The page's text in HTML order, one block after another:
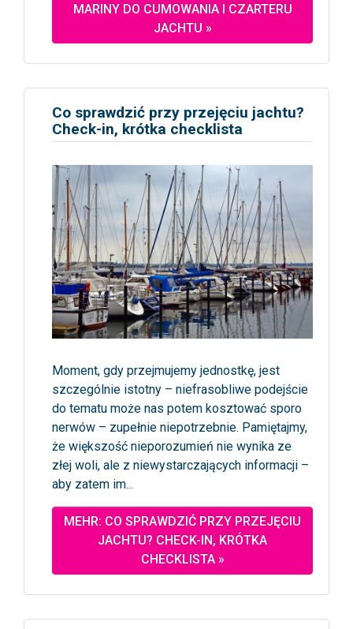
MARINY DO CUMOWANIA I CZARTERU
JACHTU »
Co sprawdzić przy przejęciu jachtu?
Check-in, krótka checklista
Moment, gdy przejmujemy jednostkę, jest
szczególnie istotny – niefrasobliwe podejście
do tematu może nas potem kosztować sporo
nerwów – zupełnie niepotrzebnie. Pamiętajmy,
że większość nieporozumień nie wynika ze
złej woli, ale z niewystarczających informacji –
aby zatem im...
MEHR: CO SPRAWDZIĆ PRZY PRZEJĘCIU
JACHTU? CHECK-IN, KRÓTKA
CHECKLISTA »